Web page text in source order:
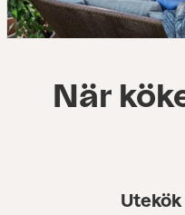
När